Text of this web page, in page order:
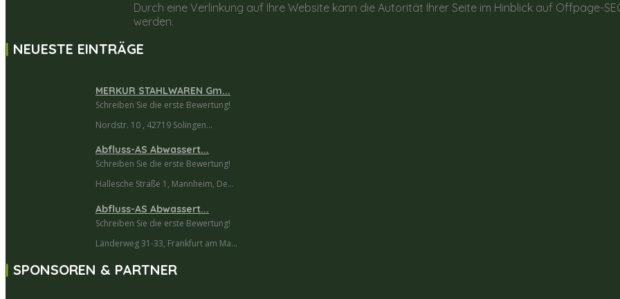
Durch eine Verlinkung auf Ihre Website kann die Autorität Ihrer Seite im Hinblick auf Offpage-
werden.
NEUESTE EINTRÄGE
MERKUR STAHLWAREN Gm...
Schreiben Sie die erste Bewertung!
Nordstr. 10 , 42719 Solingen...
Abfluss-AS Abwassert...
Schreiben Sie die erste Bewertung!
Hallesche Straße 1, Mannheim, De...
Abfluss-AS Abwassert...
Schreiben Sie die erste Bewertung!
Länderweg 31-33, Frankfurt am Ma...
SPONSOREN & PARTNER